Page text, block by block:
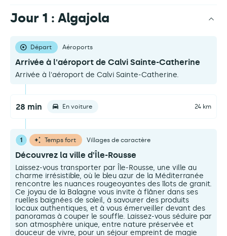
Jour 1 : Algajola
Départ Aéroports
Arrivée à l'aéroport de Calvi Sainte-Catherine
Arrivée à l'aéroport de Calvi Sainte-Catherine.
28 min En voiture 24 km
1 Temps fort Villages de caractère
Découvrez la ville d'Île-Rousse
Laissez-vous transporter par Île-Rousse, une ville au
charme irrésistible, où le bleu azur de la Méditerranée
rencontre les nuances rougeoyantes des îlots de granit.
Ce joyau de la Balagne vous invite à flâner dans ses
ruelles baignées de soleil, à savourer des produits
locaux authentiques, et à vous émerveiller devant des
panoramas à couper le souffle. Laissez-vous séduire par
son atmosphère unique, entre nature préservée et
douceur de vivre, pour un séjour empreint de magie